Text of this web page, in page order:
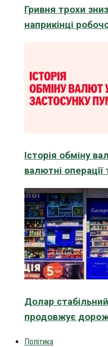
Гривня трохи
наприкінці
Історія обміну
валютні
Долар
продовжує
Політика